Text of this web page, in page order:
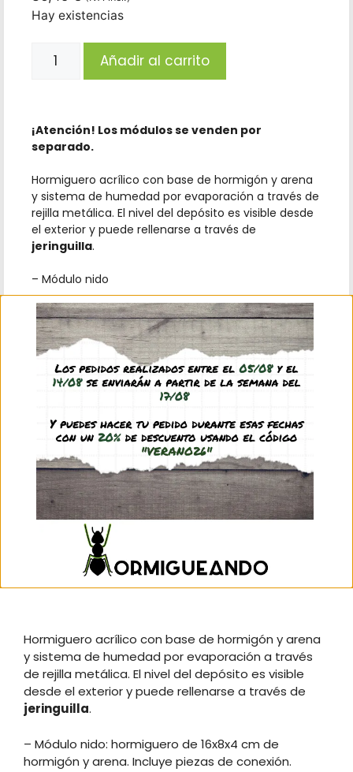
Hay existencias
Añadir al carrito
¡Atención! Los módulos se venden por
separado.
Hormiguero acrílico con base de hormigón y arena
y sistema de humedad por evaporación a través de
rejilla metálica. El nivel del depósito es visible desde
el exterior y puede rellenarse a través de
jeringuilla.
– Módulo nido
– Módulo caja de forrajeo
– Filtro rojo
Descripción
Información adicional
Valoraciones (0)
Preguntas y respuestas
¡Atención! Los módulos se venden por
separado.
Hormiguero acrílico con base de hormigón y arena
y sistema de humedad por evaporación a través
de rejilla metálica. El nivel del depósito es visible
desde el exterior y puede rellenarse a través de
jeringuilla.
– Módulo nido: hormiguero de 16x8x4 cm de
hormigón y arena. Incluye piezas de conexión.